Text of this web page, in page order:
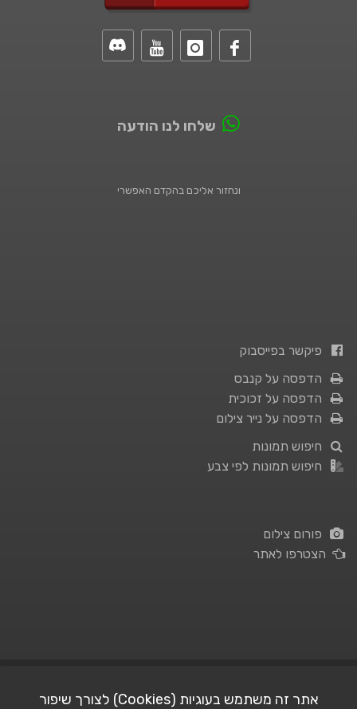
שלחו לנו הודעה
ונחזור אליכם בהקדם האפשרי
פיקשר בפייסבוק
הדפסה על קנבס
הדפסה על זכוכית
הדפסה על נייר צילום
חיפוש תמונות
חיפוש תמונות לפי צבע
פורום צילום
הצטרפו לאתר
אתר זה משתמש בעוגיות (Cookies) לצורך שיפור